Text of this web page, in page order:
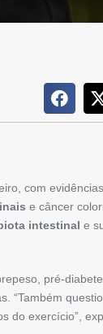
com
e câncer
intestinal e
pré-
“Também
do exercício”,